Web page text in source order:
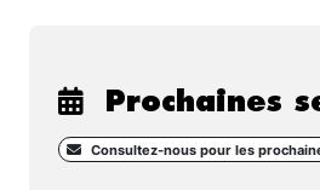
Prochaines
Consultez-nous pour les